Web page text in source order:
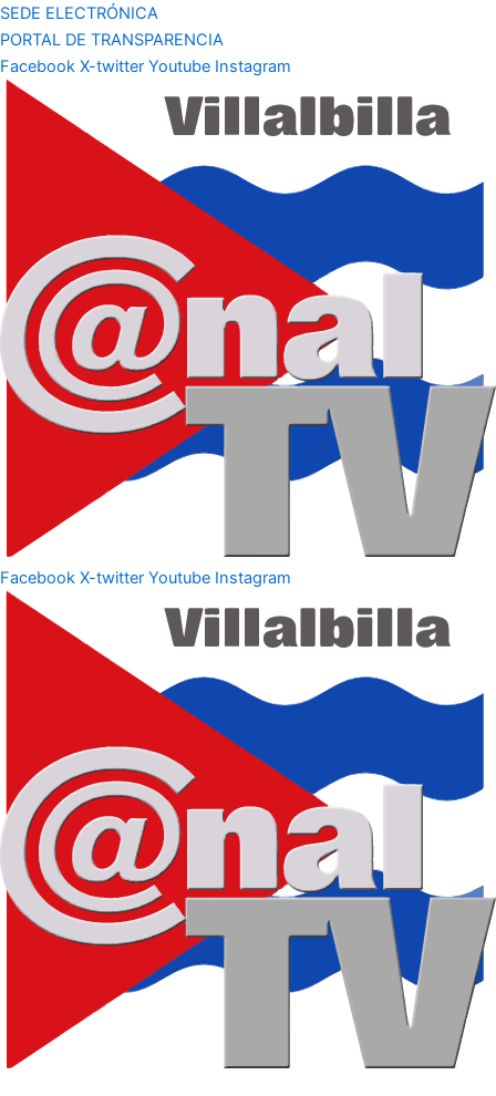
SEDE ELECTRÓNICA
PORTAL DE TRANSPARENCIA
Facebook X-twitter Youtube Instagram
Facebook X-twitter Youtube Instagram